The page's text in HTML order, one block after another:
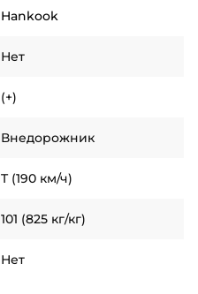
Hankook
Нет
(+)
Внедорожник
T (190 км/ч)
101 (825 кг/кг)
Нет